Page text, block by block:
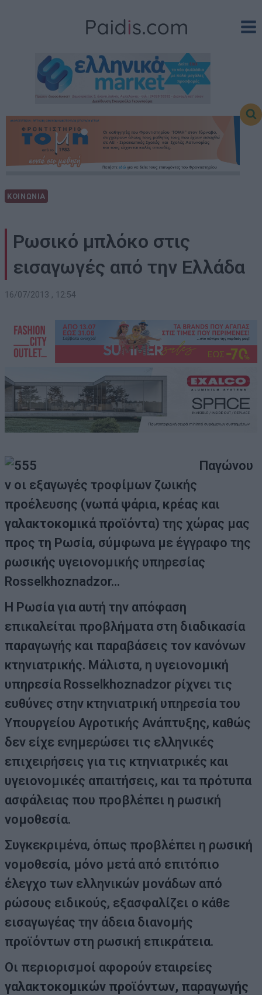
ΚΟΙΝΩΝΙΑ
Ρωσικό μπλόκο στις
εισαγωγές από την Ελλάδα
16/07/2013 , 12:54
Παγώνου
ν οι εξαγωγές τροφίμων ζωικής
προέλευσης (νωπά ψάρια, κρέας και
γαλακτοκομικά προϊόντα) της χώρας μας
προς τη Ρωσία, σύμφωνα με έγγραφο της
ρωσικής υγειονομικής υπηρεσίας
Rosselkhoznadzor…
Η Ρωσία για αυτή την απόφαση
επικαλείται προβλήματα στη διαδικασία
παραγωγής και παραβάσεις τον κανόνων
κτηνιατρικής. Μάλιστα, η υγειονομική
υπηρεσία Rosselkhoznadzor ρίχνει τις
ευθύνες στην κτηνιατρική υπηρεσία του
Υπουργείου Αγροτικής Ανάπτυξης, καθώς
δεν είχε ενημερώσει τις ελληνικές
επιχειρήσεις για τις κτηνιατρικές και
υγειονομικές απαιτήσεις, και τα πρότυπα
ασφάλειας που προβλέπει η ρωσική
νομοθεσία.
Συγκεκριμένα, όπως προβλέπει η ρωσική
νομοθεσία, μόνο μετά από επιτόπιο
έλεγχο των ελληνικών μονάδων από
ρώσους ειδικούς, εξασφαλίζει ο κάθε
εισαγωγέας την άδεια διανομής
προϊόντων στη ρωσική επικράτεια.
Οι περιορισμοί αφορούν εταιρείες
γαλακτοκομικών προϊόντων, παραγωγής